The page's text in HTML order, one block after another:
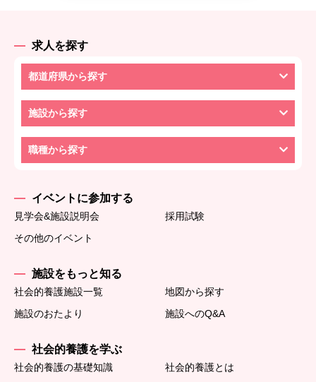
求人を探す
都道府県から探す
施設から探す
職種から探す
イベントに参加する
見学会&施設説明会
採用試験
その他のイベント
施設をもっと知る
社会的養護施設一覧
地図から探す
施設のおたより
施設へのQ&A
社会的養護を学ぶ
社会的養護の基礎知識
社会的養護とは